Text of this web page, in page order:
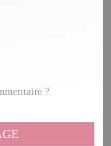
?